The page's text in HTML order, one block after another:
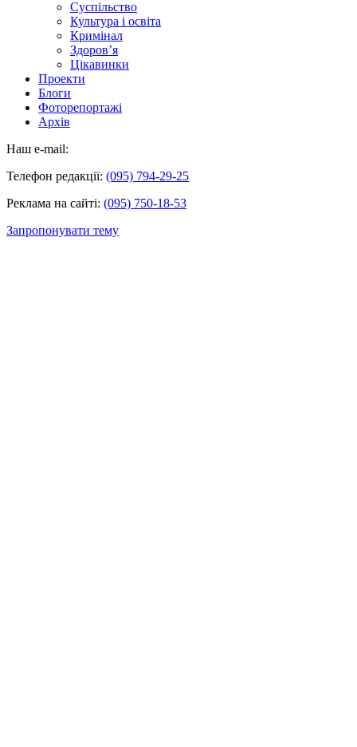
Суспільство
Культура і освіта
Кримінал
Здоров’я
Цікавинки
Проекти
Блоги
Фоторепортажі
Архів
Наш e-mail:
Телефон редакції: (095) 794-29-25
Реклама на сайті: (095) 750-18-53
Запропонувати тему